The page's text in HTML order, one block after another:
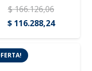
$166.126,06
El
precio
original
era:
$116.288,24El
precio